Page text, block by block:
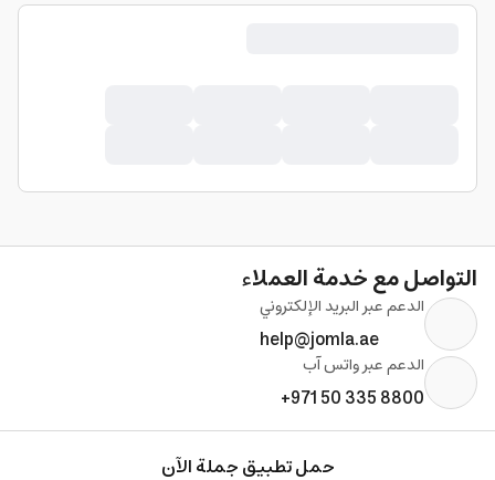
التواصل مع خدمة العملاء
الدعم عبر البريد الإلكتروني
help@jomla.ae
الدعم عبر واتس آب
+971 50 335 8800
حمل تطبيق جملة الآن